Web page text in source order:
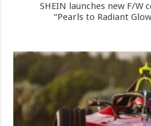
SHEIN launches new F/
“Pearls to Radiant